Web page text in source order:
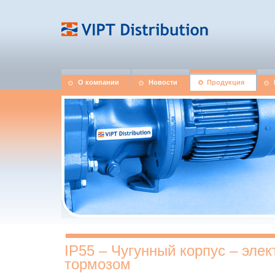
О компании Новости Продукция
IP55 – Чугунный корпус –
тормозом